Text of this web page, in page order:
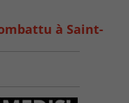
à Saint-